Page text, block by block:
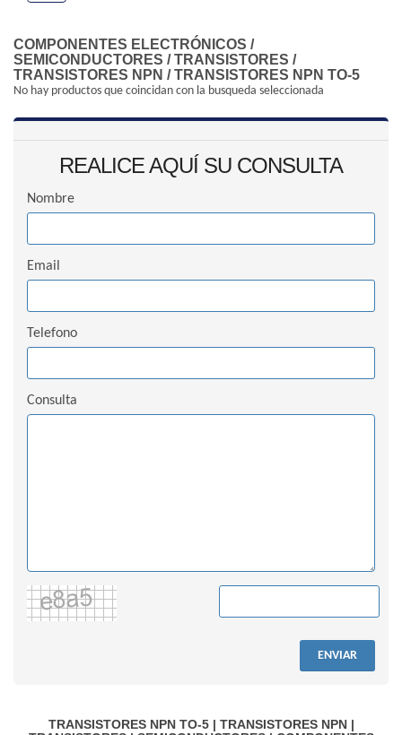
COMPONENTES ELECTRÓNICOS /
SEMICONDUCTORES /TRANSISTORES /
TRANSISTORES NPN /TRANSISTORES NPN TO-5
No hay productos que coincidan con la busqueda seleccionada
REALICE AQUÍ SU CONSULTA
Nombre
Email
Telefono
Consulta
ENVIAR
TRANSISTORES NPN TO-5| TRANSISTORES NPN|